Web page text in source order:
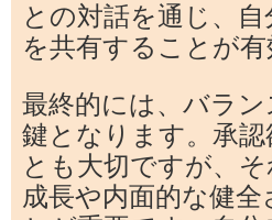
との対話を通じ、自
を共有することが有
最終的には、バラ
鍵となります。承認
とも大切ですが、
成長や内面的な健全